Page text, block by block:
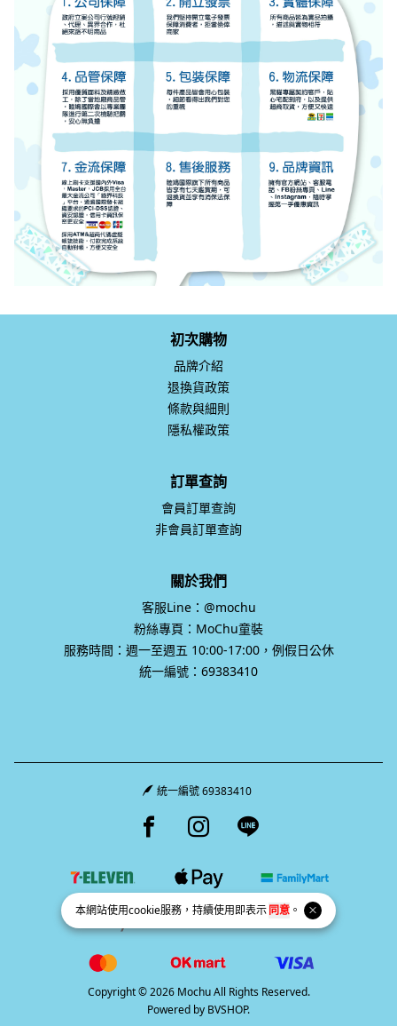
本網站使用cookie服務，持續使用即表示同意 。
初次購物
品牌介紹
退換貨政策
條款與細則
隱私權政策
訂單查詢
會員訂單查詢
非會員訂單查詢
關於我們
客服Line：@mochu
粉絲專頁：MoChu童裝
服務時間：週一至週五 10:00-17:00，例假日公休
統一編號：69383410
統一編號 69383410
Facebook page
Instagram page
Line page
Copyright © 2026 Mochu All Rights Reserved.
Powered by BVSHOP.